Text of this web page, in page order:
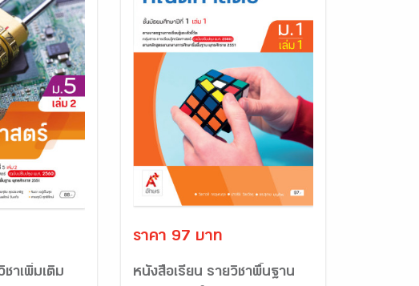
ชาเพิ่มเติม
ราคา 97 บาท
หนังสือเรียน รายวิชาพื้นฐาน